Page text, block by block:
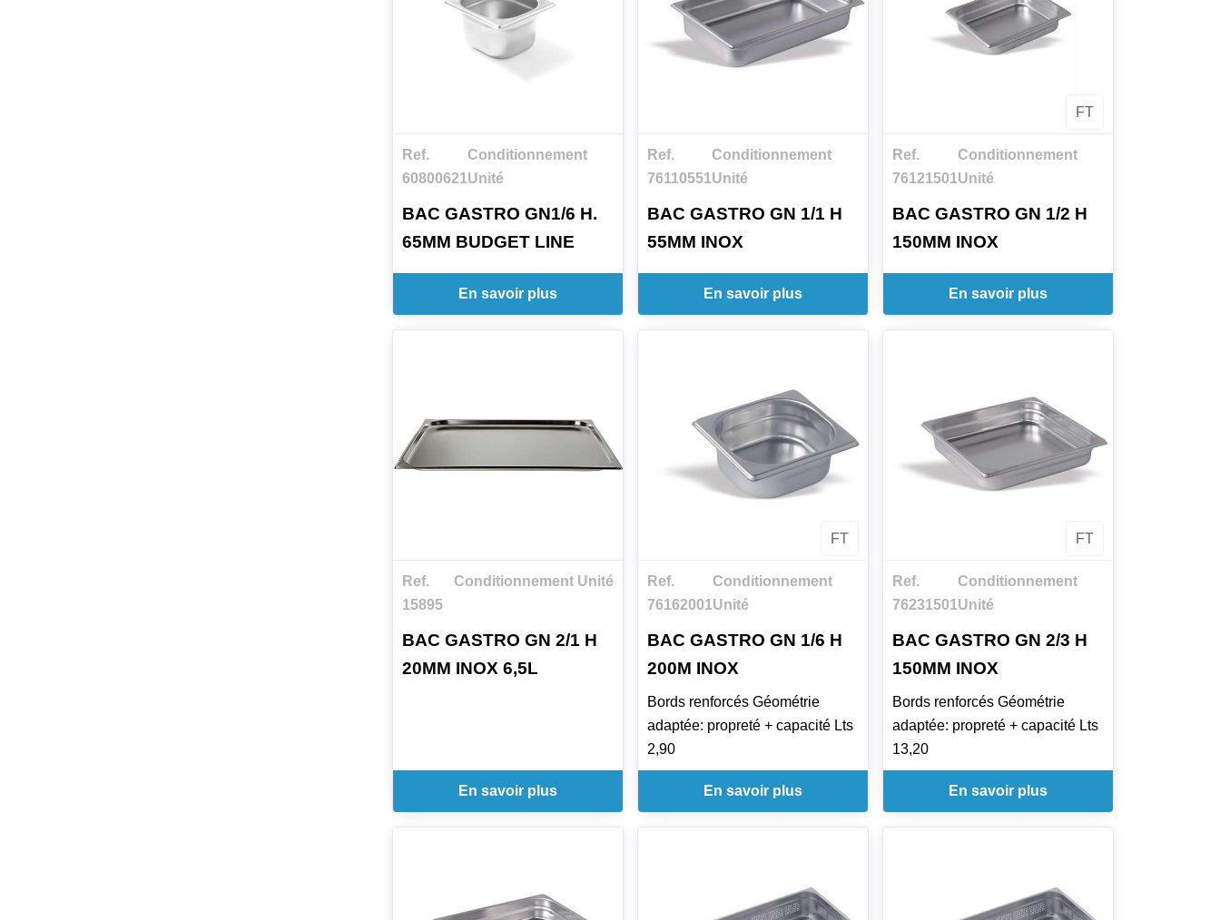
Ref.
60800621
Conditionnement
Unité
BAC GASTRO GN1/6 H.
65MM BUDGET LINE
En savoir plus
Ref.
76110551
Conditionnement
Unité
BAC GASTRO GN 1/1 H
55MM INOX
En savoir plus
FT
Ref.
76121501
Conditionnement
Unité
BAC GASTRO GN 1/2 H
150MM INOX
En savoir plus
Ref.
15895
Conditionnement Unité
BAC GASTRO GN 2/1 H
20MM INOX 6,5L
En savoir plus
FT
Ref.
76162001
Conditionnement
Unité
BAC GASTRO GN 1/6 H
200M INOX
Bords renforcés Géométrie
adaptée: propreté + capacité Lts
2,90
En savoir plus
FT
Ref.
76231501
Conditionnement
Unité
BAC GASTRO GN 2/3 H
150MM INOX
Bords renforcés Géométrie
adaptée: propreté + capacité Lts
13,20
En savoir plus